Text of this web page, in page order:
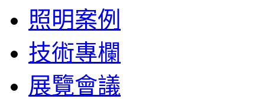
照明案例
技術專欄
展覽會議